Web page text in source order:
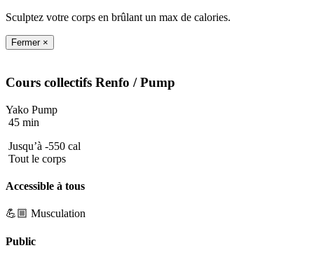
Sculptez votre corps en brûlant un max de calories.
Fermer ×
Cours collectifs Renfo / Pump
Yako Pump
45 min
Jusqu’à -550 cal
Tout le corps
Accessible à tous
💪🏼 Musculation
Public